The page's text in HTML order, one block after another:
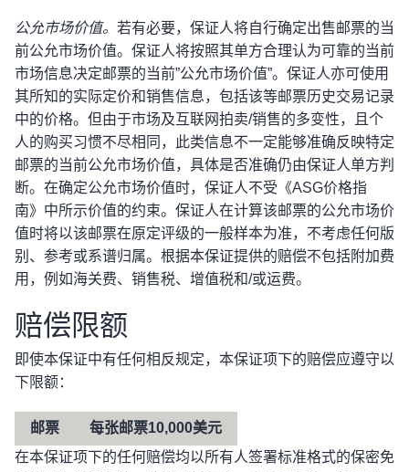
公允市场价值。 若有必要，保证人将自行确定出售邮票的当
前公允市场价值。保证人将按照其单方合理认为可靠的当前
市场信息决定邮票的当前”公允市场价值”。保证人亦可使用
其所知的实际定价和销售信息，包括该等邮票历史交易记录
中的价格。但由于市场及互联网拍卖/销售的多变性，且个
人的购买习惯不尽相同，此类信息不一定能够准确反映特定
邮票的当前公允市场价值，具体是否准确仍由保证人单方判
断。在确定公允市场价值时，保证人不受《ASG价格指
南》中所示价值的约束。保证人在计算该邮票的公允市场价
值时将以该邮票在原定评级的一般样本为准，不考虑任何版
别、参考或系谱归属。根据本保证提供的赔偿不包括附加费
用，例如海关费、销售税、增值税和/或运费。
赔偿限额
即使本保证中有任何相反规定，本保证项下的赔偿应遵守以
下限额：
邮票
每张邮票10,000美元
在本保证项下的任何赔偿均以所有人签署标准格式的保密免